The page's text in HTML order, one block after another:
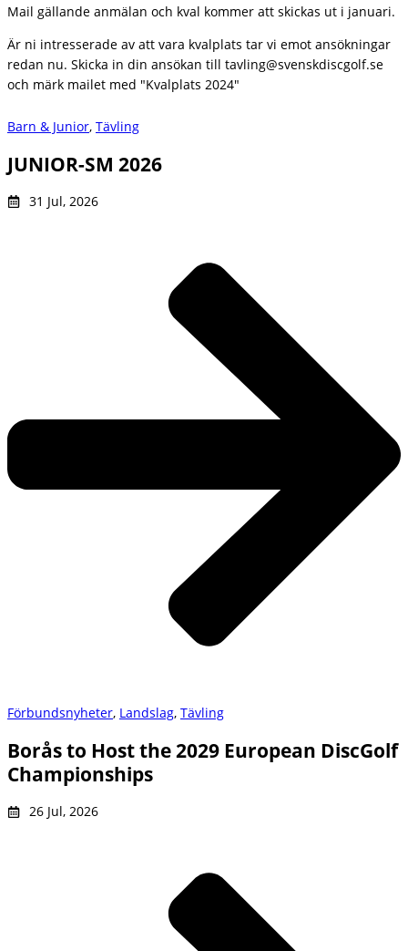
Mail gällande anmälan och kval kommer att skickas ut i januari.
Är ni intresserade av att vara kvalplats tar vi emot ansökningar
redan nu. Skicka in din ansökan till tavling@svenskdiscgolf.se
och märk mailet med "Kvalplats 2024"
Barn & Junior, Tävling
JUNIOR-SM 2026
31 Jul, 2026
Förbundsnyheter, Landslag, Tävling
Borås to Host the 2029 European DiscGolf
Championships
26 Jul, 2026